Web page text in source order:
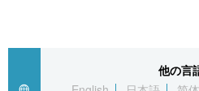
経済・ビジネス
トップ
In-depth
他の言